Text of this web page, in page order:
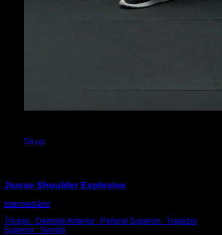
Sit-up
Jiusse Shoulder Explosive
Intermediário
Tríceps ∙ Deltoide Anterior ∙ Peitoral Superior ∙ Trapézio
Superior ∙ Serrátil